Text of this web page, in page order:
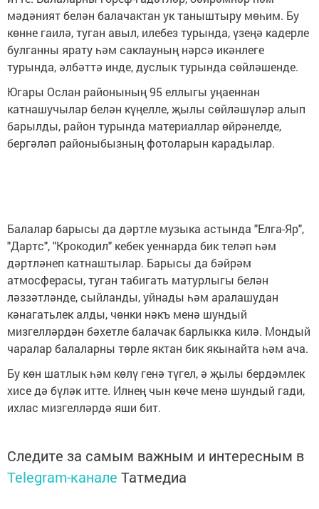
мәдәният белән балачактан ук таныштыру мөһим. Бу
көнне гаилә, туган авыл, илебез турында, үзеңә кадерле
булганны ярату һәм саклауның нәрсә икәнлеге
турында, әлбәттә инде, дуслык турында сөйләшенде.
Югары Ослан районының 95 еллыгы уңаеннан
катнашучылар белән күңелле, җылы сөйләшүләр алып
барылды, район турында материаллар өйрәнелде,
бергәләп районыбызның фотоларын карадылар.
Балалар барысы да дәртле музыка астында "Елга-Яр",
"Дартс", "Крокодил" кебек уеннарда бик теләп һәм
дәртләнеп катнаштылар. Барысы да бәйрәм
атмосферасы, туган табигать матурлыгы белән
ләззәтләнде, сыйланды, уйнады һәм аралашудан
кәнагатьлек алды, чөнки нәкъ менә шундый
мизгелләрдән бәхетле балачак барлыкка килә. Мондый
чаралар балаларны төрле яктан бик якынайта һәм ача.
Бу көн шатлык һәм көлү генә түгел, ә җылы бердәмлек
хисе дә бүләк итте. Илнең чын көче менә шундый гади,
ихлас мизгелләрдә яши бит.
Следите за самым важным и интересным в
Telegram-канале Татмедиа